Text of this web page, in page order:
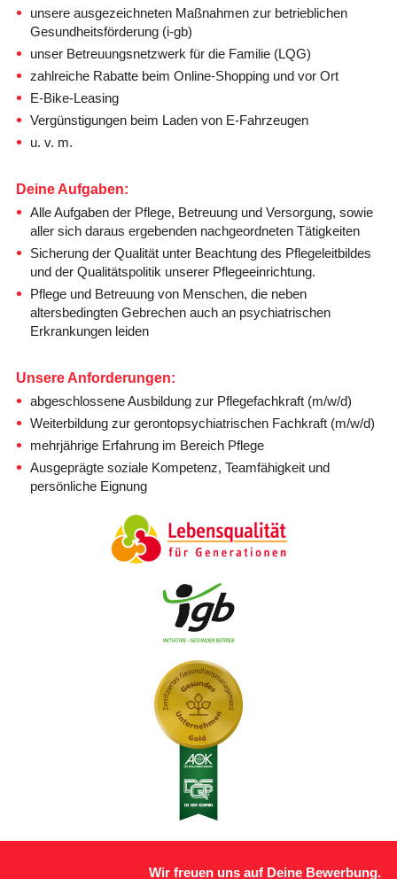
unsere ausgezeichneten Maßnahmen zur betrieblichen
Gesundheitsförderung (i-gb)
unser Betreuungsnetzwerk für die Familie (LQG)
zahlreiche Rabatte beim Online-Shopping und vor Ort
E-Bike-Leasing
Vergünstigungen beim Laden von E-Fahrzeugen
u. v. m.
Deine Aufgaben:
Alle Aufgaben der Pflege, Betreuung und Versorgung, sowie
aller sich daraus ergebenden nachgeordneten Tätigkeiten
Sicherung der Qualität unter Beachtung des Pflegeleitbildes
und der Qualitätspolitik unserer Pflegeeinrichtung.
Pflege und Betreuung von Menschen, die neben
altersbedingten Gebrechen auch an psychiatrischen
Erkrankungen leiden
Unsere Anforderungen:
abgeschlossene Ausbildung zur Pflegefachkraft (m/w/d)
Weiterbildung zur gerontopsychiatrischen Fachkraft (m/w/d)
mehrjährige Erfahrung im Bereich Pflege
Ausgeprägte soziale Kompetenz, Teamfähigkeit und
persönliche Eignung
Wir freuen uns auf Deine Bewerbung.